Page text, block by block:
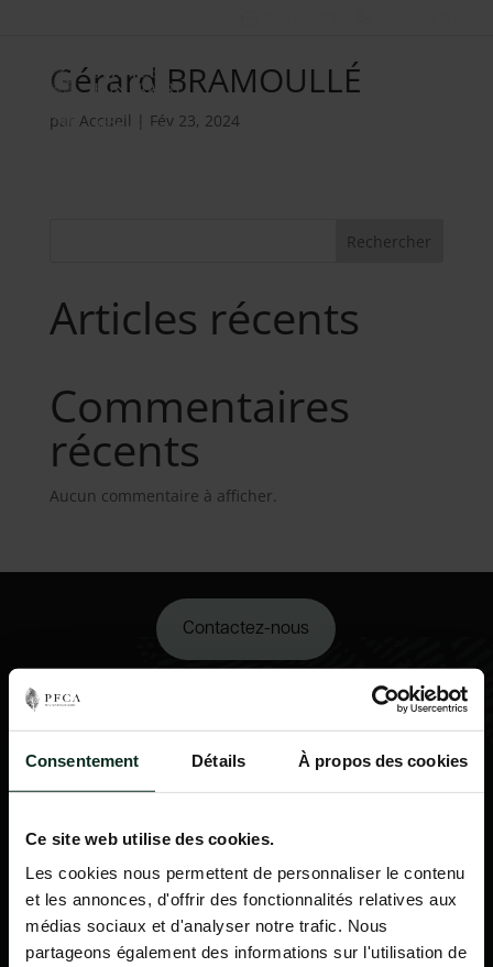
Consentement Détails À propos des cookies
Ce site web utilise des cookies.
Les cookies nous permettent de personnaliser le contenu
et les annonces, d'offrir des fonctionnalités relatives aux
médias sociaux et d'analyser notre trafic. Nous
partageons également des informations sur l'utilisation de
Gérard BRAMOULLÉ
par Accueil | Fév 23, 2024
Rechercher
Articles récents
Commentaires
récents
Aucun commentaire à afficher.
Contactez-nous